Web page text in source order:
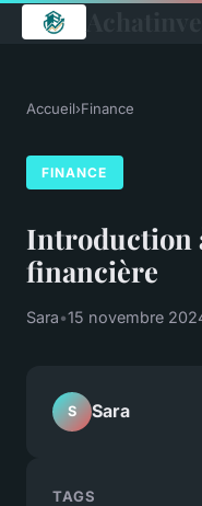
Accueil›Finance
FINANCE
Introduction
financière
Sara•15 novembre
S Sara
TAGS